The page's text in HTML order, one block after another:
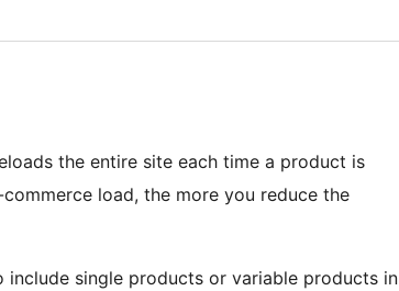
the entire site each time a product is
load, the more you reduce the
single products or variable products in